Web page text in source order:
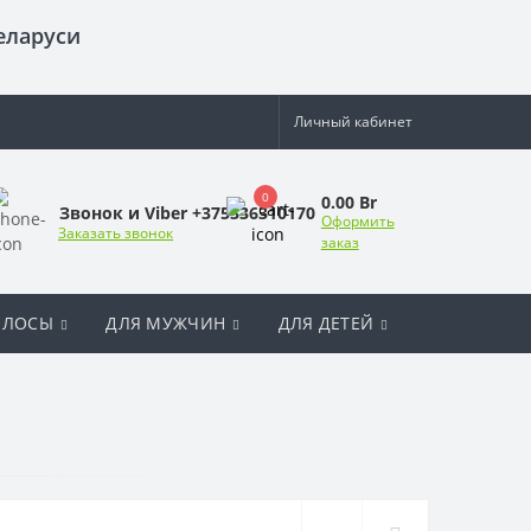
Личный кабинет
Звонок и Viber +375336310170
Заказать звонок
0 0.00 Br
Оформить
заказ
ДЛЯ МУЖЧИН ДЛЯ ДЕТЕЙ